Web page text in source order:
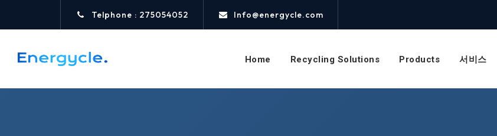
Telphone : 275054052 Info@energycle.com
Home Recycling Solutions Products 서비스